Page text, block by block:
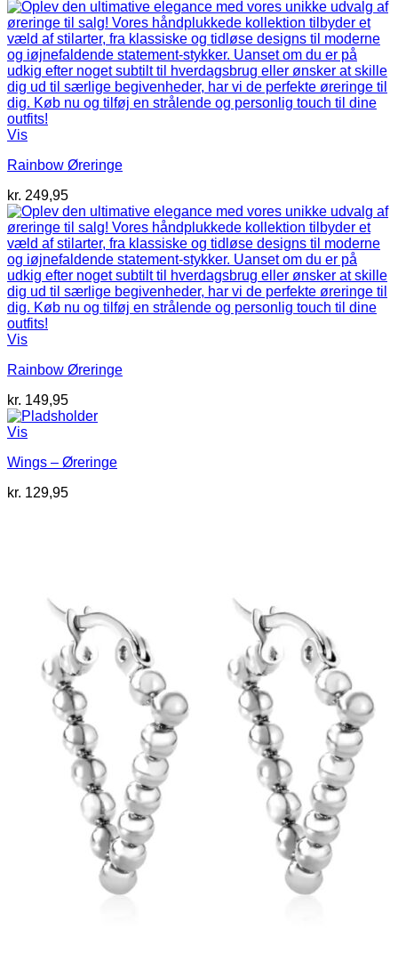
Vis
Rainbow Øreringe
kr. 249,95
Vis
Rainbow Øreringe
kr. 149,95
Vis
Wings – Øreringe
kr. 129,95